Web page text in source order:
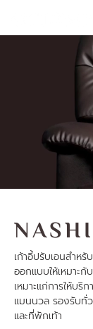
เก้าอี้ปรับเอนสำห
ออกแบบให้เหมาะกั
เหมาะแก่การให้บ
แมนนวล รองรับทั่ว
และที่พักเท้า